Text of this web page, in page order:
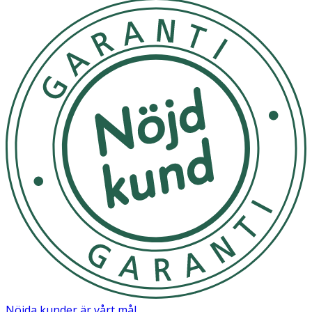
lätt att ben och fötter svullnar upp och känns tunga,
spända och ibland avdomnade, särskilt mot slutet av
dagen. Även graviditet, övervikt och flygresor kan orsaka
svullna fötter och ben, medan det i andra fall kan vara
kroniska sjukdomar som ligger bakom.
Användning
1. Se till att strumpan är rättvänd och stoppa in handen
ända ner till hälen.
2. Vänd din strumpa ut och in till hälen.
3. Töj ut skaftet och sätt strumpan på foten. Se till att
hälen kommer på rätt plats och inte är vriden.
4. Vänd tillbaka skaftet och dra det uppåt längs vaden.
OBS! Dubbelvik aldrig stumpkanten.
Kan användas av gravida och ammande.